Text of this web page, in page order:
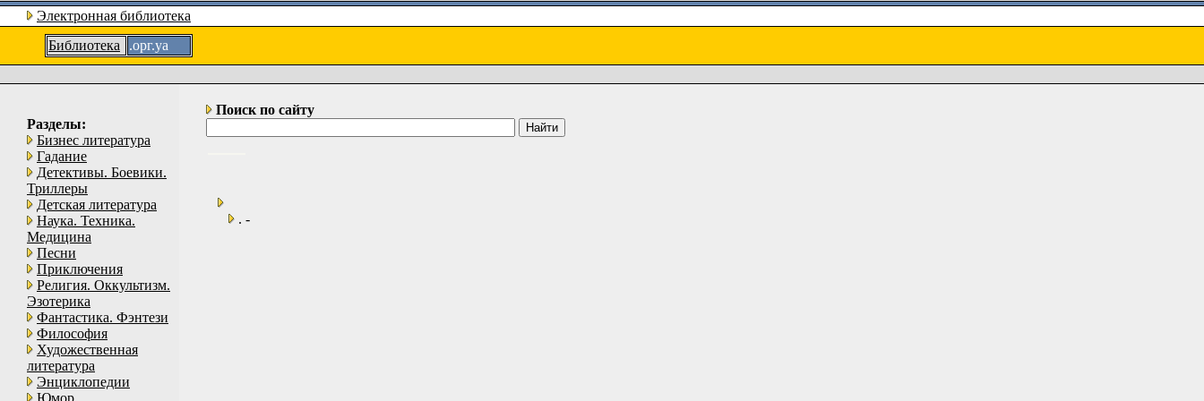
Электронная библиотека
Библиотека
.орг.уа
Разделы:
Бизнес литература
Гадание
Детективы. Боевики.
Триллеры
Детская литература
Наука. Техника.
Медицина
Песни
Приключения
Религия. Оккультизм.
Эзотерика
Фантастика. Фэнтези
Философия
Художественная
литература
Энциклопедии
Юмор
Поиск по сайту
. -